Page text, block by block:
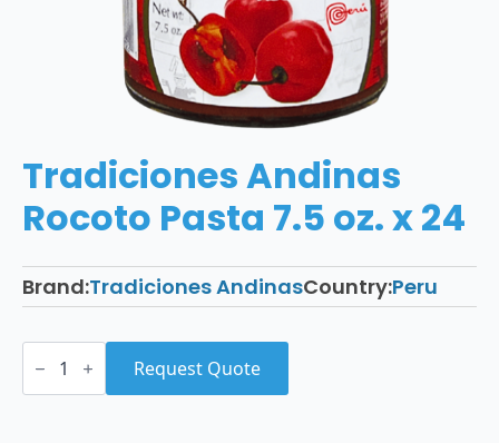
Tradiciones Andinas
Rocoto Pasta 7.5 oz. x 24
Brand:Tradiciones AndinasCountry:Peru
Tradiciones
Andinas
Pasta
Request Quote